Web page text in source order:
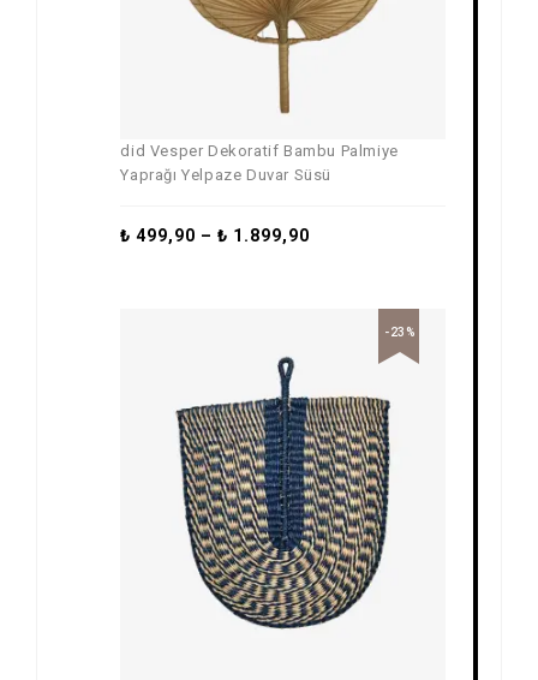
did Vesper Dekoratif Bambu Palmiye
Yaprağı Yelpaze Duvar Süsü
₺ 499,90 –₺ 1.899,90
-23%